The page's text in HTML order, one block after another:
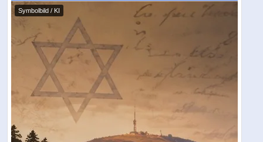
Symbolbild / KI